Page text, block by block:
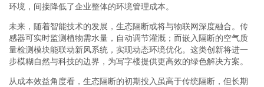
环境，间接降低了企业整体的环境管理成本。
未来，随着智能技术的发展，生态隔断或将与物联网深度融合。传
感器可实时监测植物需水量，自动调节灌溉；而嵌入隔断的空气质
量检测模块能联动新风系统，实现动态环境优化。这类创新将进一
步模糊自然与科技的边界，为写字楼提供更高效的绿色解决方案。
从成本效益角度看，生态隔断的初期投入虽高于传统隔断，但长期